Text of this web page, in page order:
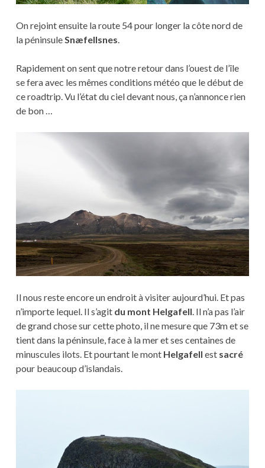
On rejoint ensuite la route 54 pour longer la côte nord de
la péninsule Snæfellsnes
Rapidement on sent que notre retour dans l’ouest de l’île
se fera avec les mêmes conditions météo que le début de
ce roadtrip. Vu l’état du ciel devant nous, ça n’annonce rien
de bon …
Il nous reste encore un endroit à visiter aujourd’hui. Et pas
n’importe lequel. Il s’agit du mont Helgafell. Il n’a pas l’air
de grand chose sur cette photo, il ne mesure que 73m et se
tient dans la péninsule, face à la mer et ses centaines de
minuscules ilots. Et pourtant le mont Helgafell est sacré
pour beaucoup d’islandais.